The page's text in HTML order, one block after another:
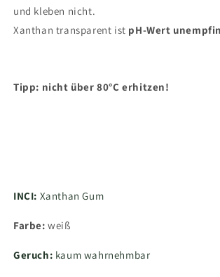
und kleben nicht.
Xanthan transparent ist pH-Wert
Tipp: nicht über 80°C erhitzen!
INCI: Xanthan Gum
Farbe:weiß
Geruch: kaum wahrnehmbar